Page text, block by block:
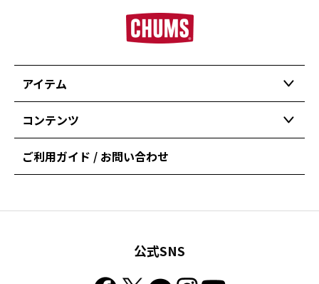
アイテム
コンテンツ
ご利用ガイド / お問い合わせ
公式SNS